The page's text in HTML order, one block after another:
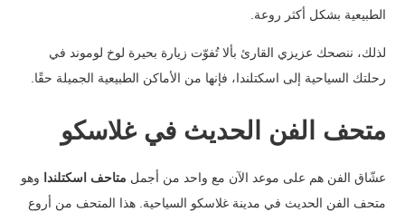
الطبيعية بشكل أكثر روعة.
لذلك، ننصحك عزيزي القارئ بألا تُفوّت زيارة بحيرة لوخ لوموند في
رحلتك السياحية إلى اسكتلندا، فإنها من الأماكن الطبيعية الجميلة حقًا.
متحف الفن الحديث في غلاسكو
عشّاق الفن هم على موعد الآن مع واحد من أجمل متاحف اسكتلندا وهو
متحف الفن الحديث في مدينة غلاسكو السياحية. هذا المتحف من أروع